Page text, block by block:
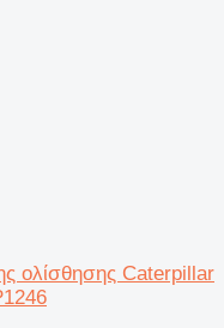
ολίσθησης Caterpillar